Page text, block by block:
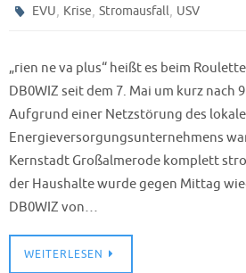
EVU, Krise,Stromausfall, USV
„rien ne va plus“ heißt es beim
DB0WIZ seit dem 7. Mai um kurz nach
Aufgrund einer Netzstörung des
Energieversorgungsunternehmens
Kernstadt Großalmerode komplett
der Haushalte wurde gegen Mittag
DB0WIZ von…
WEITERLESEN